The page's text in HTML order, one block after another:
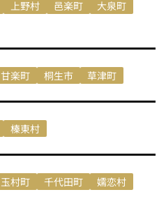
上野村 邑楽町
大泉町
甘楽町 桐生市 草津町
榛東村
玉村町 千代田町
嬬恋村